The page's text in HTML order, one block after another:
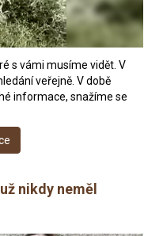
s vámi musíme vidět. V
veřejně. V době
informace, snažíme se
nikdy neměl